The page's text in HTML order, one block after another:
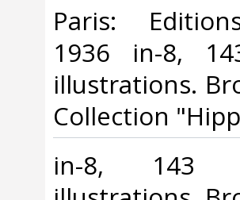
‎Paris:
1936 in-8,
illustrations.
Collection
‎in-8, 143